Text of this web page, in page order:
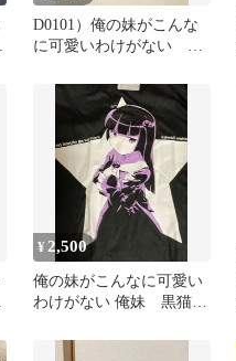
D0101）俺の妹がこんな
に可愛いわけがない 黒
¥ 2,500
俺の妹がこんなに可愛い
わけがない 俺妹 黒猫